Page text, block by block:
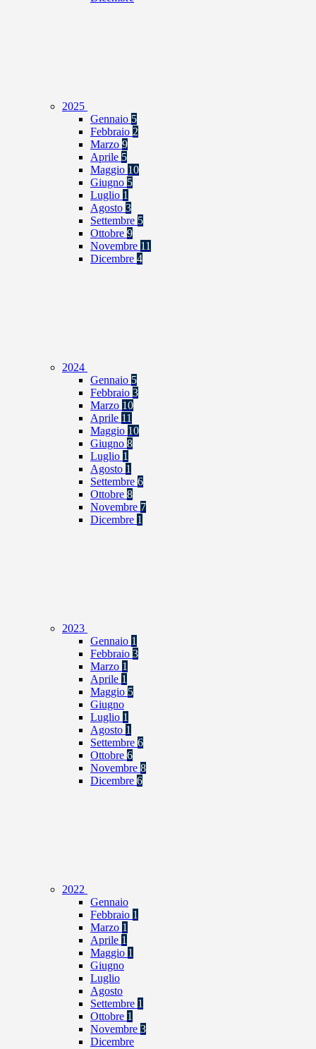
2025
Gennaio 5
Febbraio 2
Marzo 9
Aprile 5
Maggio 10
Giugno 5
Luglio 1
Agosto 3
Settembre 5
Ottobre 9
Novembre 11
Dicembre 4
2024
Gennaio 5
Febbraio 3
Marzo 10
Aprile 11
Maggio 10
Giugno 8
Luglio 1
Agosto 1
Settembre 6
Ottobre 8
Novembre 7
Dicembre 1
2023
Gennaio 1
Febbraio 3
Marzo 1
Aprile 1
Maggio 5
Giugno
Luglio 1
Agosto 1
Settembre 6
Ottobre 6
Novembre 8
Dicembre 6
2022
Gennaio
Febbraio 1
Marzo 1
Aprile 1
Maggio 1
Giugno
Luglio
Agosto
Settembre 1
Ottobre 1
Novembre 3
Dicembre